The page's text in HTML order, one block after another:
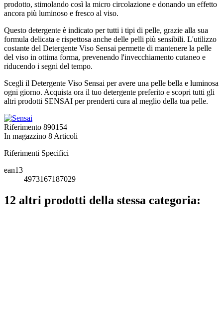
prodotto, stimolando così la micro circolazione e donando un effetto
ancora più luminoso e fresco al viso.
Questo detergente è indicato per tutti i tipi di pelle, grazie alla sua
formula delicata e rispettosa anche delle pelli più sensibili. L'utilizzo
costante del Detergente Viso Sensai permette di mantenere la pelle
del viso in ottima forma, prevenendo l'invecchiamento cutaneo e
riducendo i segni del tempo.
Scegli il Detergente Viso Sensai per avere una pelle bella e luminosa
ogni giorno. Acquista ora il tuo detergente preferito e scopri tutti gli
altri prodotti SENSAI per prenderti cura al meglio della tua pelle.
Riferimento 890154
In magazzino 8 Articoli
Riferimenti Specifici
ean13
4973167187029
12 altri prodotti della stessa categoria: